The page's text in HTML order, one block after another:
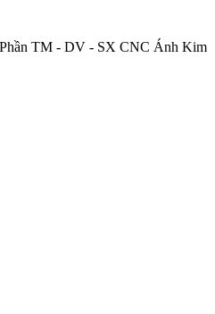
TM - DV - SX CNC Ánh Kim